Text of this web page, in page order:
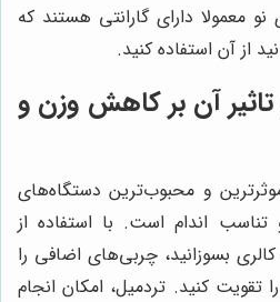
معمولا دارای گارانتی هستند که
از آن استفاده کنید.
آن بر کاهش وزن و
و محبوب‌ترین دستگاه‌های
اندام است. با استفاده از
بسوزانید، چربی‌های اضافی را
تقویت کنید. تردمیل، امکان انجام